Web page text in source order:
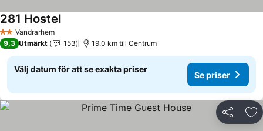
2 StjärnorVandrarhem
281 HostelSe priser
9,3 Utmärkt 153 19.0 km till Centrum
Välj datum för att se exakta priser
Se priser
Dela